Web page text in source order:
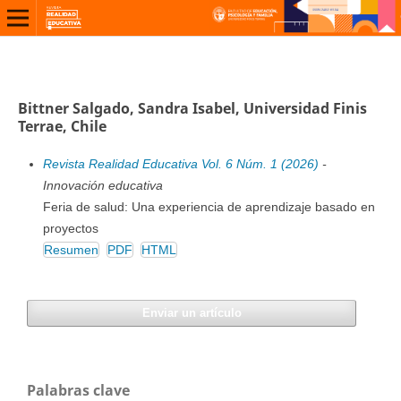
Bittner Salgado, Sandra Isabel, Universidad Finis
Terrae, Chile
Revista Realidad Educativa Vol. 6 Núm. 1 (2026) -
Innovación educativa
Feria de salud: Una experiencia de aprendizaje basado en
proyectos
Resumen
PDF HTML
Enviar un artículo
Palabras clave